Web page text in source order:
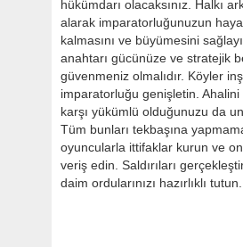
hükümdarı olacaksınız. Halkı
alarak imparatorluğunuzun
kalmasını ve büyümesini
anahtarı gücünüze ve stratejik
güvenmeniz olmalıdır. Köyler
imparatorluğu genişletin.
karşı yükümlü olduğunuzu da
Tüm bunları tekbaşına
oyuncularla ittifaklar kurun ve
veriş edin. Saldırıları
daim ordularınızı hazırlıklı tutun.